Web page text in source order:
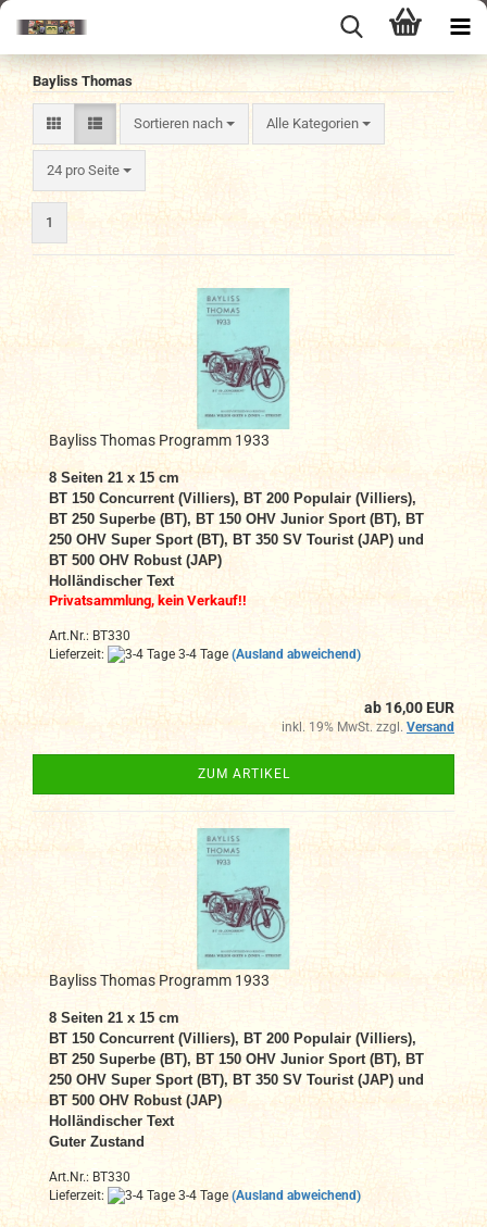
Bayliss Thomas
Sortieren nach
Sortieren nach Alle Kategorien
24 pro Seite
pro Seite
1
Bayliss Thomas Programm 1933
8 Seiten 21 x 15 cm
BT 150 Concurrent (Villiers), BT 200 Populair (Villiers),
BT 250 Superbe (BT), BT 150 OHV Junior Sport (BT), BT
250 OHV Super Sport (BT), BT 350 SV Tourist (JAP) und
BT 500 OHV Robust (JAP)
Holländischer Text
Privatsammlung, kein Verkauf!!
Art.Nr.: BT330
Lieferzeit:
3-4 Tage (Ausland abweichend)
ab 16,00 EUR
inkl. 19% MwSt. zzgl. Versand
ZUM ARTIKEL
Bayliss Thomas Programm 1933
8 Seiten 21 x 15 cm
BT 150 Concurrent (Villiers), BT 200 Populair (Villiers),
BT 250 Superbe (BT), BT 150 OHV Junior Sport (BT), BT
250 OHV Super Sport (BT), BT 350 SV Tourist (JAP) und
BT 500 OHV Robust (JAP)
Holländischer Text
Guter Zustand
Art.Nr.: BT330
Lieferzeit:
3-4 Tage (Ausland abweichend)